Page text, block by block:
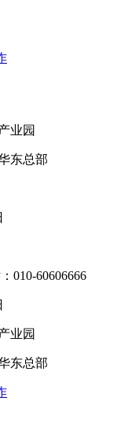
业园
东总部
010-60606666
业园
东总部